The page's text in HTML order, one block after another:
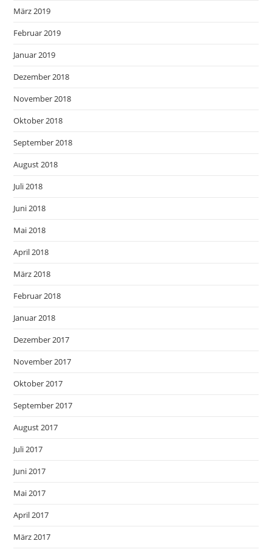
März 2019
Februar 2019
Januar 2019
Dezember 2018
November 2018
Oktober 2018
September 2018
August 2018
Juli 2018
Juni 2018
Mai 2018
April 2018
März 2018
Februar 2018
Januar 2018
Dezember 2017
November 2017
Oktober 2017
September 2017
August 2017
Juli 2017
Juni 2017
Mai 2017
April 2017
März 2017